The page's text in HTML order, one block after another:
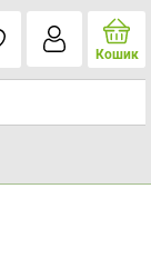
Кошик